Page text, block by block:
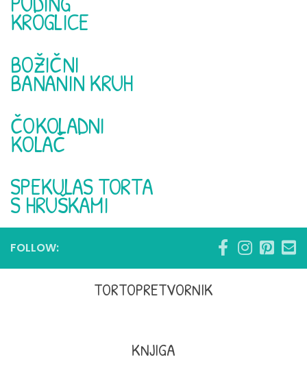
KROGLICE
BOŽIČNI
BANANIN KRUH
ČOKOLADNI
KOLAČ
SPEKULAS TORTA
S HRUŠKAMI
FOLLOW:
TORTOPRETVORNIK
KNJIGA